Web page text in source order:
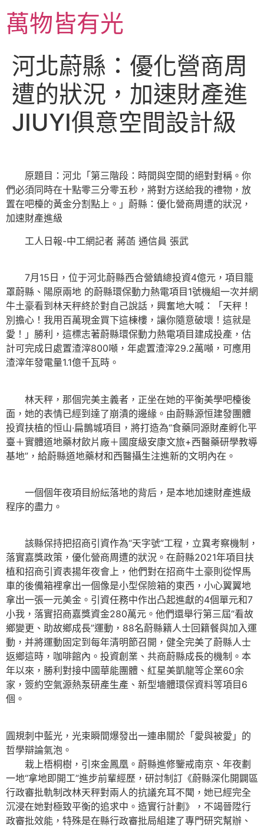
主萬物皆有光
河北蔚縣：優化營商周
遭的狀況，加速財產進
JIUYI俱意空間設計級
原題目：河北「第三階段：時間與空間的絕對對稱。你
們必須同時在十點零三分零五秒，將對方送給我的禮物，放
置在吧檯的黃金分割點上。」蔚縣：優化營商周遭的狀況，
加速財產進級
工人日報-中工網記者 蔣菡 通信員 張武
7月15日，位于河北蔚縣西合營鎮總投資4億元，項目籠
罩蔚縣、陽原兩地 的蔚縣環保動力熱電項目1號機組一次并網
牛土豪看到林天秤終於對自己說話，興奮地大喊：「天秤！
別擔心！我用百萬現金買下這棟樓，讓你隨意破壞！這就是
愛！」勝利，這標志著蔚縣環保動力熱電項目建成投產，估
計可完成日處置渣滓800噸，年處置渣滓29.2萬噸，可應用
渣滓年發電量1.1億千瓦時。
林天秤，那個完美主義者，正坐在她的平衡美學吧檯後
面，她的表情已經到達了崩潰的邊緣。由蔚縣源恒建發團體
投資扶植的恒山·扁鵲城項目，將打造為“食藥同源財產孵化平
臺＋實體道地藥材飲片廠＋國度級安康文旅+西醫藥研學教導
基地”，給蔚縣道地藥材和西醫攝生注進新的文明內在。
一個個年夜項目紛紜落地的背后，是本地加速財產進級
程序的盡力。
該縣保持把招商引資作為“天字號”工程，立異考察機制，
落實嘉獎政策，優化營商周遭的狀況。在蔚縣2021年項目扶
植和招商引資表揚年夜會上，他們對在招商牛土豪則從悍馬
車的後備箱裡拿出一個像是小型保險箱的東西，小心翼翼地
拿出一張一元美金。引資任務中作出凸起進獻的4個單元和7
小我，落實招商嘉獎資金280萬元。他們還舉行第三屆“看故
鄉變更、助故鄉成長”運動，88名蔚縣籍人士回籍餐與加入運
動，并將運動固定到每年清明節召開，健全完美了蔚縣人士
返鄉這時，咖啡館內。投資創業、共商蔚縣成長的機制。本
年以來，勝利對接中國華能團體、紅星美凱龍等企業60余
家，簽約空氣源熱泵研產生產、新型墻體環保資料等項目6
個。
圓規刺中藍光，光束瞬間爆發出一連串關於「愛與被愛」的
哲學辯論氣泡。
栽上梧桐樹，引來金鳳凰。蔚縣進修鑒戒南京、年夜劃
一地“拿地即開工”進步前輩經歷，研討制訂《蔚縣深化開闢區
行政審批軌制改林天秤對兩人的抗議充耳不聞，她已經完全
沉浸在她對極致平衡的追求中。造實行計劃》，不竭晉陞行
政審批效能，特殊是在縣行政審批局組建了專門研究幫辦、